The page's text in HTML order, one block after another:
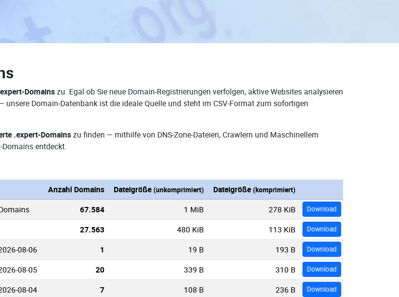
Domainszu. Egal ob Sie neue Domain-Registrierungen verfolgen, aktive Websites analysieren
unsere Domain-Datenbank ist die ideale Quelle und steht im CSV-Format zum sofortigen
.expert-Domainszu finden — mithilfe von DNS-Zone-Dateien, Crawlern und Maschinellem
Domains entdeckt.
Anzahl Domains Dateigröße (unkomprimiert) Dateigröße (komprimiert)
67.584 1 MiB 278 KiB Download
27.563 480 KiB 113 KiB Download
08-06 1 19 B 193 B Download
08-05 20 339 B 310 B Download
08-04 7 108 B 236 B Download